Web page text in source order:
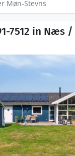
Møn-Stevns
7512 in Næs